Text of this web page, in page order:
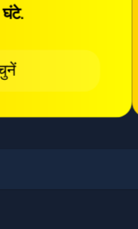
घंटे.